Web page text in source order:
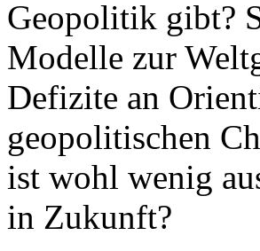
Geopolitik gibt?
Modelle zur
Defizite an
geopolitischen
ist wohl wenig
in Zukunft?